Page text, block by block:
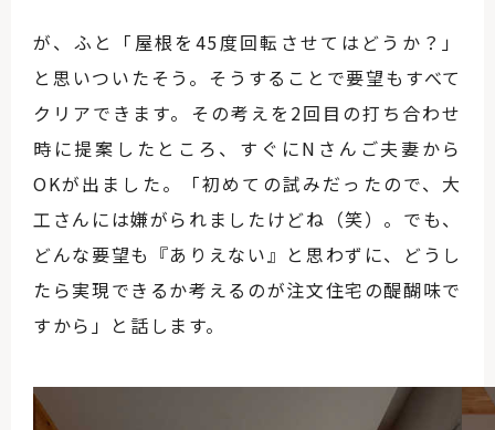
が、ふと「屋根を45度回転させてはどうか？」
と思いついたそう。そうすることで要望もすべて
クリアできます。その考えを2回目の打ち合わせ
時に提案したところ、すぐにNさんご夫妻から
OKが出ました。「初めての試みだったので、大
工さんには嫌がられましたけどね（笑）。でも、
どんな要望も『ありえない』と思わずに、どうし
たら実現できるか考えるのが注文住宅の醍醐味で
すから」と話します。